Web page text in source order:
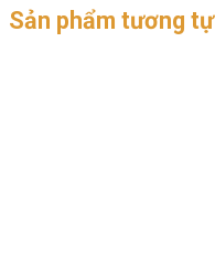
Sản phẩm tương tự